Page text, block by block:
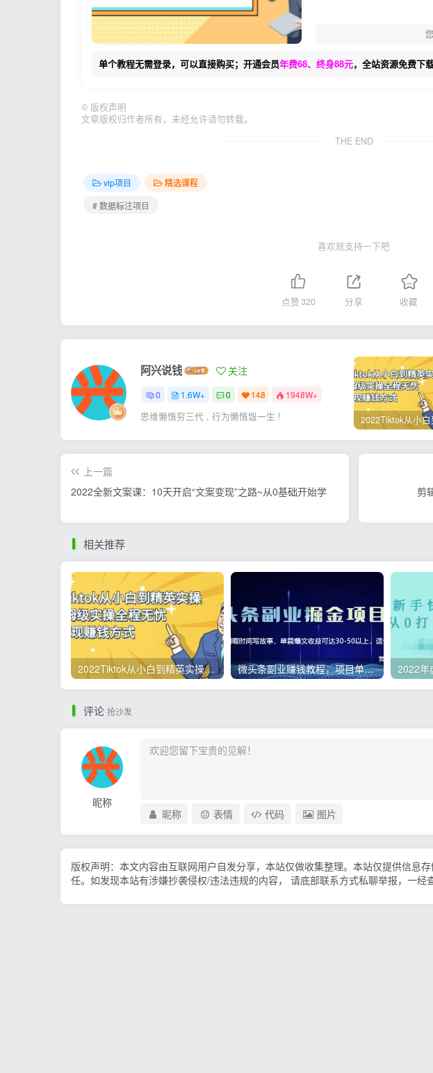
单个教程无需登录，可以直接购买；开通会员年费68、终身88元，全站资源免费下
© 版权声明
文章版权归作者所有，未经允许请勿转载。
THE END
vip项目
精选课程
# 数据标注项目
喜欢就支持一下吧
点赞320 分享 收藏
阿兴说钱 关注
0 1.6W+ 0 148 1948W+
思维懒惰穷三代 , 行为懒惰毁一生 !
上一篇
2022全新文案课：10天开启“文案变现”之路~从0基础开始学
剪
相关推荐
2022Tiktok从小白到精英实操，0-1保姆级实操全程无忧，多种变现赚钱方式 微头条副业赚钱教程，项目单号单天做到50-100+收益
评论 抢沙发
昵称
昵称 表情 代码 图片
版权声明：本文内容由互联网用户自发分享，本站仅做收集整理。本站仅提供信息
任。如发现本站有涉嫌抄袭侵权/违法违规的内容， 请底部联系方式私聊举报，一经